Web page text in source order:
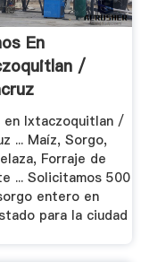
En
/
en Ixtaczoquitlan /
... Maíz, Sorgo,
Forraje de
... Solicitamos 500
entero en
para la ciudad